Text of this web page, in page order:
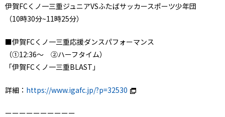
伊賀FCくノ一三重ジュニアVSふたばサッカースポーツ少年団
（10時30分~11時25分）
■伊賀FCくノ一三重応援ダンスパフォーマンス
（①12:36～ ②ハーフタイム）
「伊賀FCくノ一三重BLAST」
詳細： https://www.igafc.jp/?p=32530
ーーーーーーーーーー